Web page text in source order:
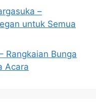
–
untuk Semua
Rangkaian Bunga
Acara